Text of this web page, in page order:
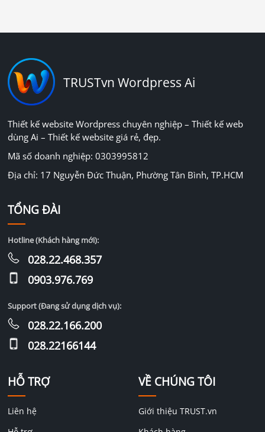
TRUSTvn Wordpress Ai
Thiết kế website Wordpress chuyên nghiệp – Thiết kế web
dùng Ai – Thiết kế website giá rẻ, đẹp.
Mã số doanh nghiệp: 0303995812
Địa chỉ: 17 Nguyễn Đức Thuận, Phường Tân Bình, TP.HCM
HỖ TRỢ
Liên hệ
VỀ CHÚNG TÔI
Giới thiệu TRUST.vn
TỔNG ĐÀI
Hotline (Khách hàng mới):
028.22.468.357
0903.976.769
Support (Đang sử dụng dịch vụ):
028.22.166.200
028.22166144